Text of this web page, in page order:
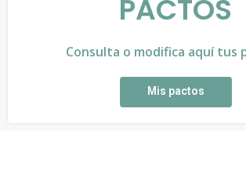
PACTOS
Consulta o modifica aquí tus
Mis pactos